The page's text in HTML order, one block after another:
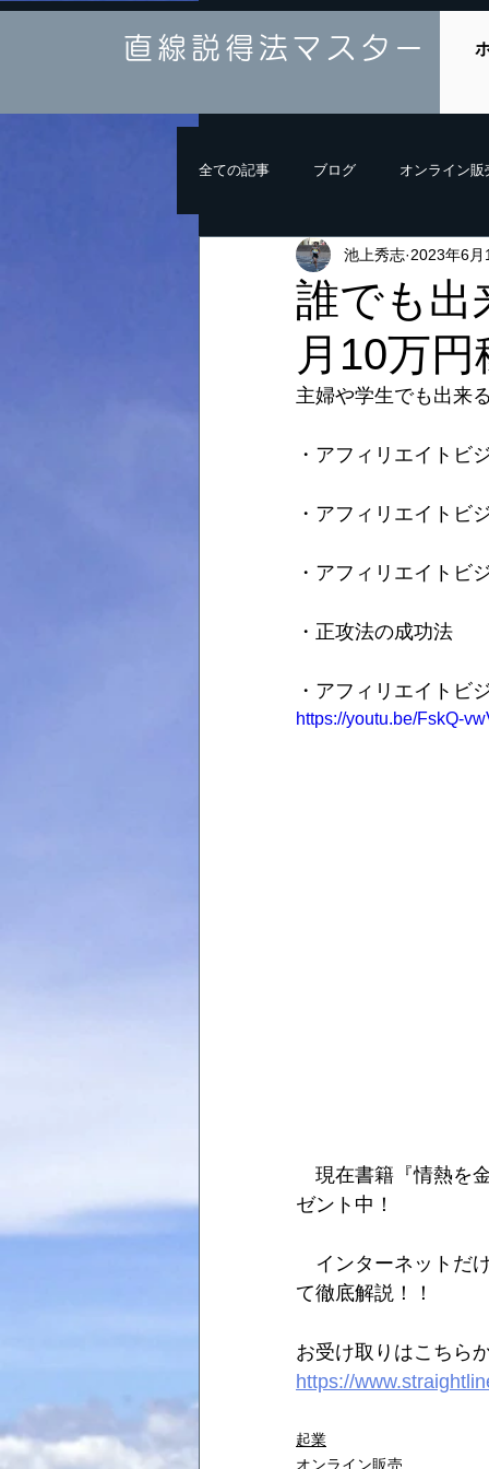
直線説得法マスター
全ての記事 ブログ オンライン販
誰でも出
月10万
池上秀志 2023年6月
主婦や学生でも出来
・アフィリエイトビ
・アフィリエイトビ
・アフィリエイトビ
・正攻法の成功法
・アフィリエイトビ
https://youtu.be/FskQ-
現在書籍『情熱を
ゼント中！
インターネットだ
て徹底解説！！
お受け取りはこちら
https://
起業
オンライン販売